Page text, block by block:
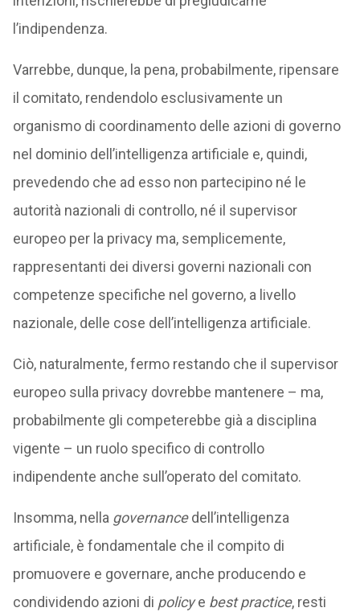
l’indipendenza.
Varrebbe, dunque, la pena, probabilmente, ripensare
il comitato, rendendolo esclusivamente un
organismo di coordinamento delle azioni di governo
nel dominio dell’intelligenza artificiale e, quindi,
prevedendo che ad esso non partecipino né le
autorità nazionali di controllo, né il supervisor
europeo per la privacy ma, semplicemente,
rappresentanti dei diversi governi nazionali con
competenze specifiche nel governo, a livello
nazionale, delle cose dell’intelligenza artificiale.
Ciò, naturalmente, fermo restando che il supervisor
europeo sulla privacy dovrebbe mantenere – ma,
probabilmente gli competerebbe già a disciplina
vigente – un ruolo specifico di controllo
indipendente anche sull’operato del comitato.
Insomma, nella governancedell’intelligenza
artificiale, è fondamentale che il compito di
promuovere e governare, anche producendo e
condividendo azioni di policye best practice, resti